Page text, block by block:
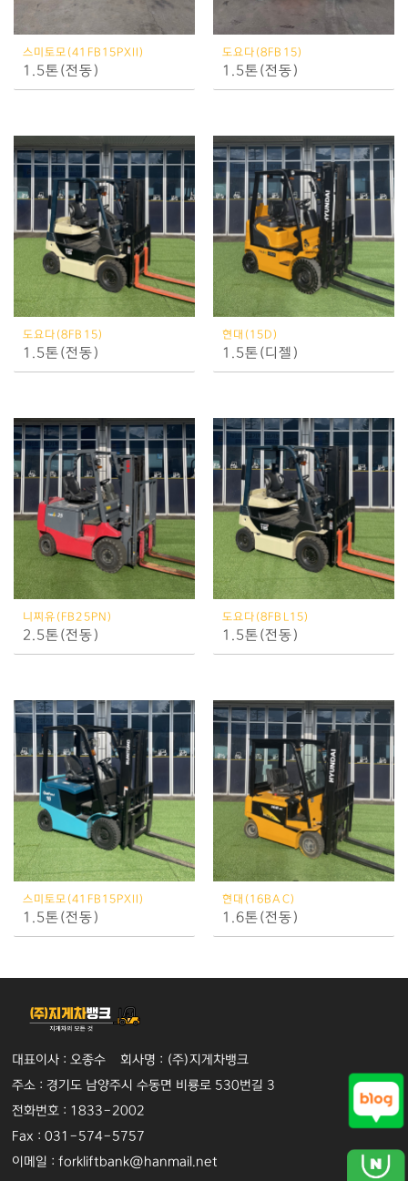
스미토모(41FB15PXII)
1.5톤(전동)
도요다(8FB15)
1.5톤(전동)
도요다(8FB15)
1.5톤(전동)
현대(15D)
1.5톤(디젤)
니찌유(FB25PN)
2.5톤(전동)
도요다(8FBL15)
1.5톤(전동)
스미토모(41FB15PXII)
1.5톤(전동)
현대(16BAC)
1.6톤(전동)
대표이사 : 오종수 회사명 : (주)지게차뱅크
주소 : 경기도 남양주시 수동면 비룡로 530번길 3
전화번호 : 1833-2002
Fax : 031-574-5757
이메일 : forkliftbank@hanmail.net